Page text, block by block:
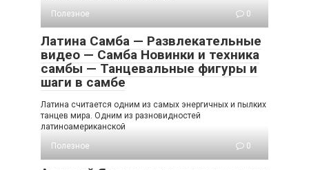
Полезное
0
Латина Самба — Развлекательные
видео — Самба Новинки и техника
самбы — Танцевальные фигуры и
шаги в самбе
Латина считается одним из самых энергичных и пылких
танцев мира. Одним из разновидностей
латиноамериканской
Полезное
0